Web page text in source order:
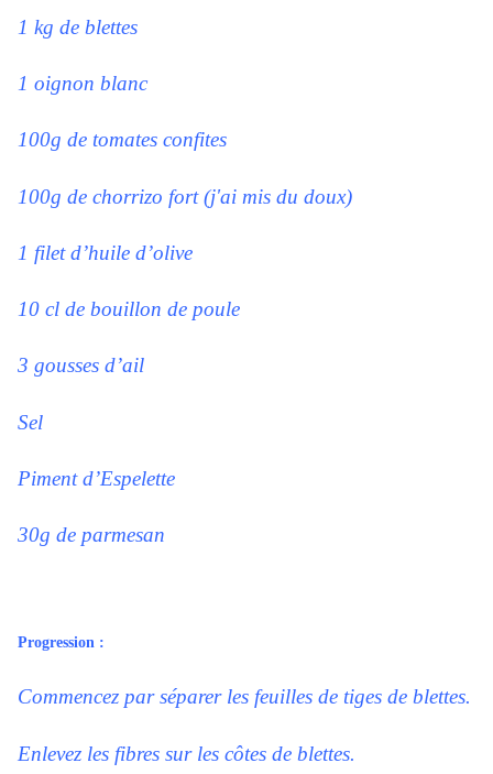
1 kg de blettes
1 oignon blanc
100g de tomates confites
100g de chorrizo fort (j'ai mis du doux)
1 filet d’huile d’olive
10 cl de bouillon de poule
3 gousses d’ail
Sel
Piment d’Espelette
30g de parmesan
Progression :
Commencez par séparer les feuilles de tiges de blettes.
Enlevez les fibres sur les côtes de blettes.